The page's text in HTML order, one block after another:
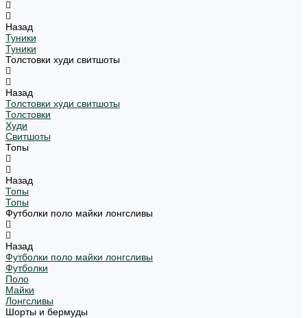
Назад
Туники
Туники
Толстовки худи свитшоты
Назад
Толстовки худи свитшоты
Толстовки
Худи
Свитшоты
Топы
Назад
Топы
Топы
Футболки поло майки лонгсливы
Назад
Футболки поло майки лонгсливы
Футболки
Поло
Майки
Лонгсливы
Шорты и бермуды